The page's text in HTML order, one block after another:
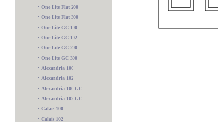
• One Lite Flat 200
• One Lite Flat 300
• One Lite GC 100
• One Lite GC 102
• One Lite GC 200
• One Lite GC 300
• Alexandria 100
• Alexandria 102
• Alexandria 100 GC
• Alexandria 102 GC
• Calais 100
• Calais 102